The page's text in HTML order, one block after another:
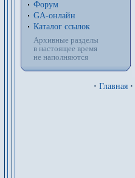
Форум
GA-онлайн
Каталог ссылок
Архивные разделы
в настоящее время
не наполняются
· Главная ·